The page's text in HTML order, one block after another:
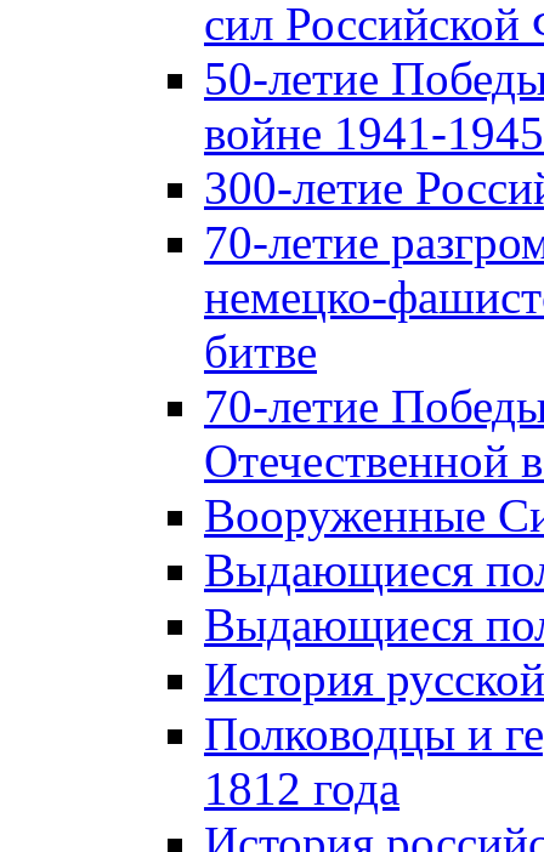
сил Российской
50-летие
войне 1941-1945
300-летие
70-летие
немецко-
битве
70-летие
Отечественной
Вооруженные
Выдающиеся
Выдающиеся
История
Полководцы и
1812 года